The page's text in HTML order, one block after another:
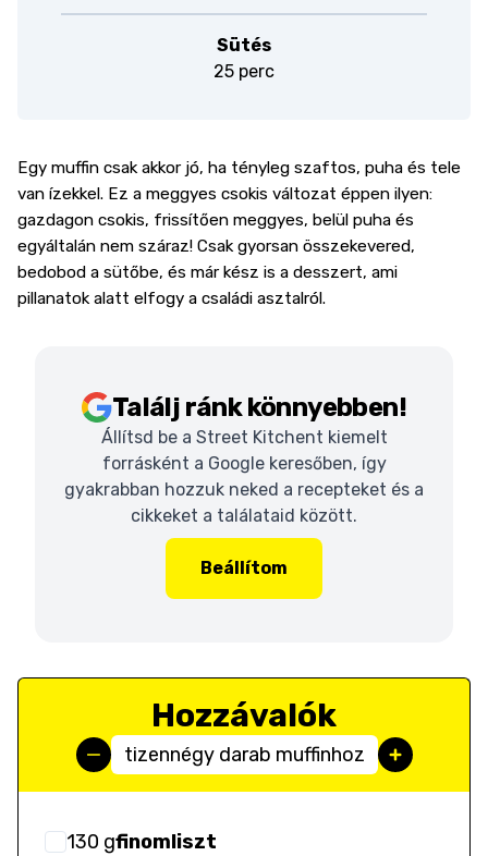
Sütés
25 perc
Egy muffin csak akkor jó, ha tényleg szaftos, puha és tele
van ízekkel. Ez a meggyes csokis változat éppen ilyen:
gazdagon csokis, frissítően meggyes, belül puha és
egyáltalán nem száraz! Csak gyorsan összekevered,
bedobod a sütőbe, és már kész is a desszert, ami
pillanatok alatt elfogy a családi asztalról.
Találj ránk könnyebben!
Állítsd be a Street Kitchent kiemelt
forrásként a Google keresőben, így
gyakrabban hozzuk neked a recepteket és a
cikkeket a találataid között.
Beállítom
Hozzávalók
tizennégy darab muffinhoz
130 gfinomliszt